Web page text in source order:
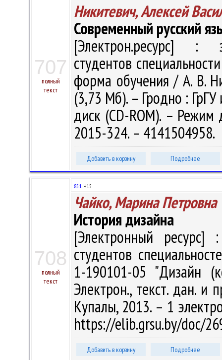
707
полный
текст
Никитевич, Алексей
Современный русский
[Электрон.ресурс] :
студентов
форма обучения / А. В.
(3,73 Мб). – Гродно :
диск (CD-ROM). –
2015-324. – 4141504958.
Добавить в корзину Подробнее
708
полный
текст
85.1 Ч15
Чайко, Марина Петровна
История дизайна
[Электронный ресурс]
студентов
1-190101-05 "Дизайн
Электрон., текст. дан. и
Купалы, 2013. – 1
https://elib.grsu.by/doc/
Добавить в корзину Подробнее